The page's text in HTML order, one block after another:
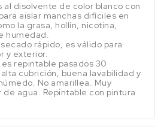
al disolvente de color blanco con
aislar manchas difíciles en
la grasa, hollín, nicotina,
humedad.
rápido, es válido para
y exterior.
repintable pasados 30
cubrición, buena lavabilidad y
No amarillea. Muy
agua. Repintable con pintura